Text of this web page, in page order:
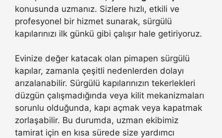
konusunda uzmanız. Sizlere hızlı, etkili ve
profesyonel bir hizmet sunarak, sürgülü
kapılarınızı ilk günkü gibi çalışır hale getiriyoruz.
Evinize değer katacak olan pimapen sürgülü
kapılar, zamanla çeşitli nedenlerden dolayı
arızalanabilir. Sürgülü kapılarınızın tekerlekleri
düzgün çalışmadığında veya kilit mekanizmaları
sorunlu olduğunda, kapı açmak veya kapatmak
zorlaşabilir. Bu durumda, uzman ekibimiz
tamirat için en kısa sürede size yardımcı